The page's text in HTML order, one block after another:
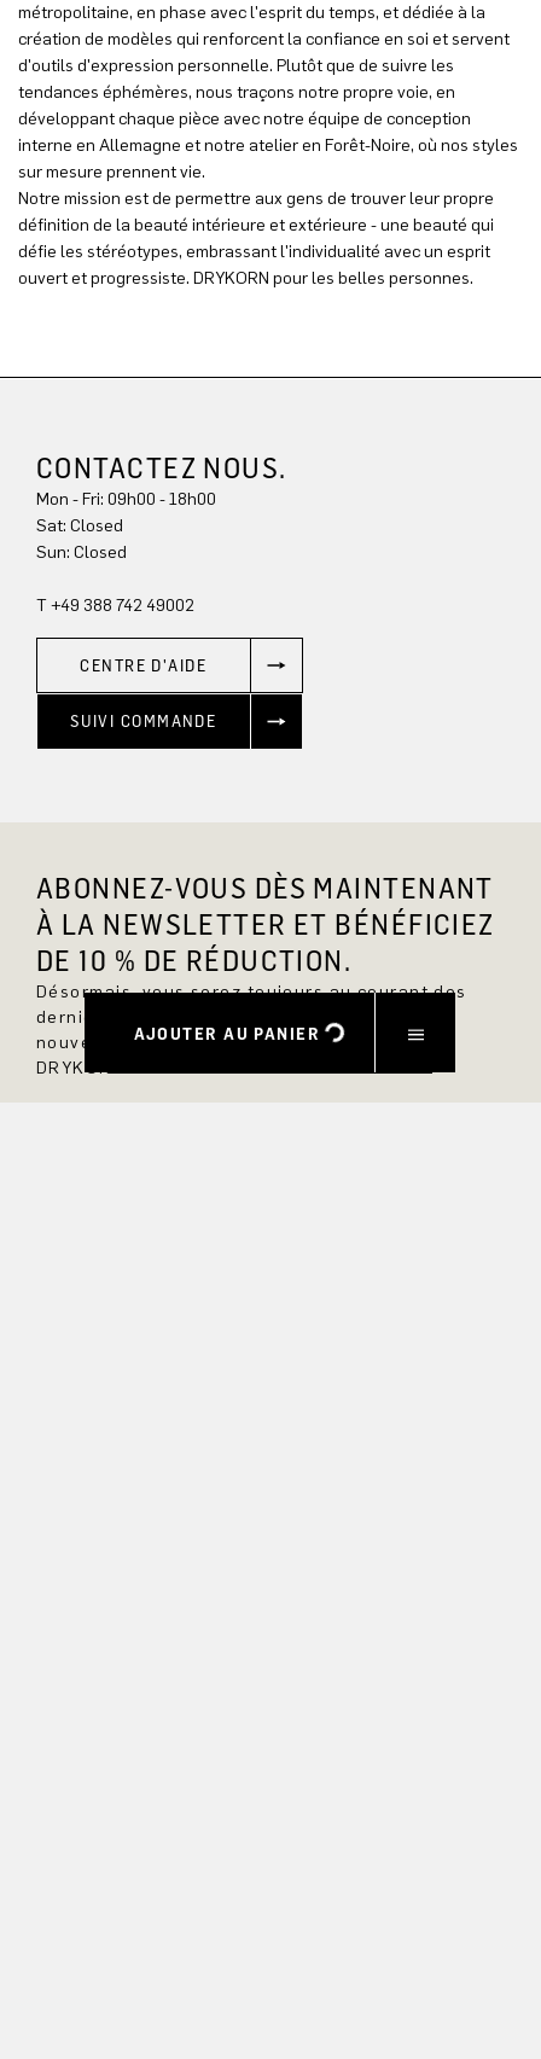
AJOUTER AU PANIER
métropolitaine, en phase avec l'esprit du temps, et dédiée à la
création de modèles qui renforcent la confiance en soi et servent
d'outils d'expression personnelle. Plutôt que de suivre les
tendances éphémères, nous traçons notre propre voie, en
développant chaque pièce avec notre équipe de conception
interne en Allemagne et notre atelier en Forêt-Noire, où nos styles
sur mesure prennent vie.
Notre mission est de permettre aux gens de trouver leur propre
définition de la beauté intérieure et extérieure - une beauté qui
défie les stéréotypes, embrassant l'individualité avec un esprit
ouvert et progressiste. DRYKORN pour les belles personnes.
CONTACTEZ NOUS.
Mon - Fri: 09h00 - 18h00
Sun: Closed
T +49 388 742 49002
CENTRE D'AIDE
SUIVI COMMANDE
ABONNEZ-VOUS DÈS MAINTENANT
À LA NEWSLETTER ET BÉNÉFICIEZ
DE 10 % DE RÉDUCTION.
Désormais, vous serez toujours au courant des
dernières nouveautés et ne manquerez aucun
nouveau modèle dans la boutique en ligne
DRYKORN.